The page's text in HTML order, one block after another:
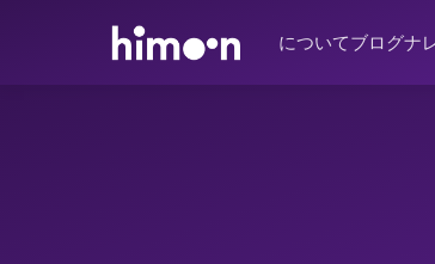
についてブログナ